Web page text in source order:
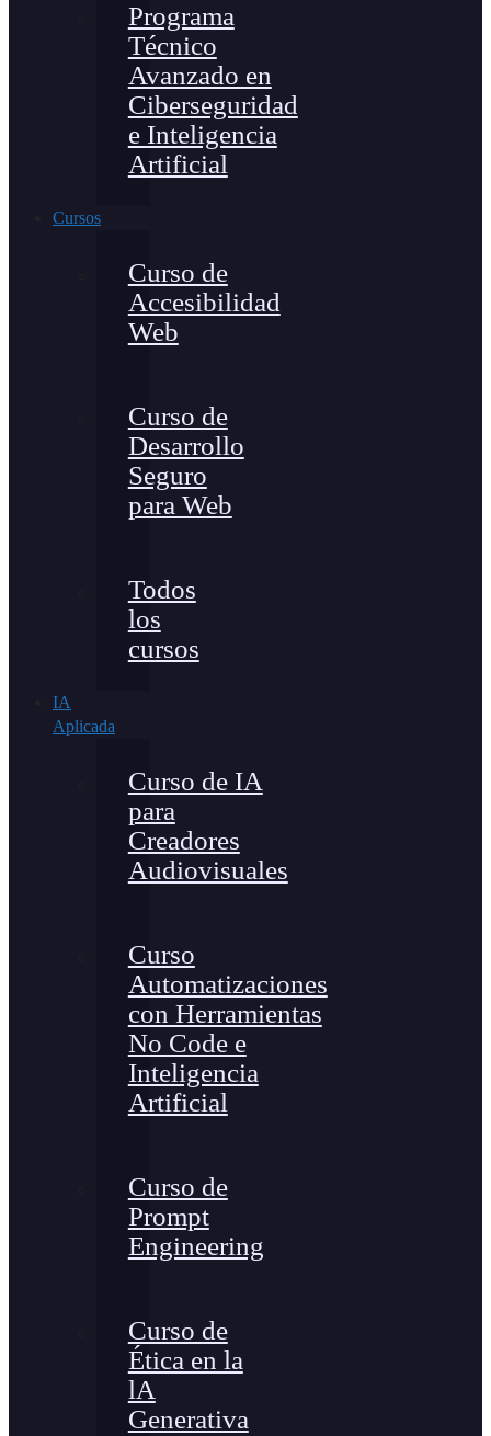
Programa
Técnico
Avanzado en
Ciberseguridad
e Inteligencia
Artificial
Cursos
Curso de
Accesibilidad
Web
Curso de
Desarrollo
Seguro
para Web
Todos
los
cursos
IA
Aplicada
Curso de IA
para
Creadores
Audiovisuales
Curso
Automatizaciones
con Herramientas
No Code e
Inteligencia
Artificial
Curso de
Prompt
Engineering
Curso de
Ética en la
lA
Generativa